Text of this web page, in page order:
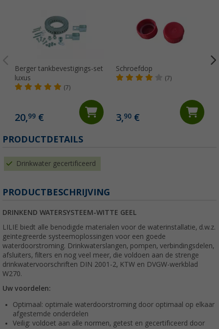
Berger tankbevestigings-set
luxus
(7)
20,99 €
Schroefdop
(7)
3,90€
PRODUCTDETAILS
Drinkwater gecertificeerd
PRODUCTBESCHRIJVING
DRINKEND WATERSYSTEEM-WITTE GEEL
LILIE biedt alle benodigde materialen voor de waterinstallatie, d.w.z.
geïntegreerde systeemoplossingen voor een goede
waterdoorstroming. Drinkwaterslangen, pompen, verbindingsdelen,
afsluiters, filters en nog veel meer, die voldoen aan de strenge
drinkwatervoorschriften DIN 2001-2, KTW en DVGW-werkblad
W270.
Uw voordelen:
Optimaal: optimale waterdoorstroming door optimaal op elkaar
afgestemde onderdelen
Veilig: voldoet aan alle normen, getest en gecertificeerd door